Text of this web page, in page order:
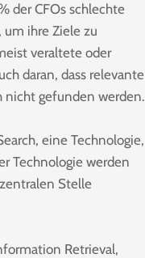
der CFOs schlechte
ihre Ziele zu
veraltete oder
daran, dass relevante
nicht gefunden werden.
eine Technologie,
Technologie werden
Stelle
Retrieval,